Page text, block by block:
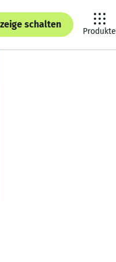
schalten
Produkte